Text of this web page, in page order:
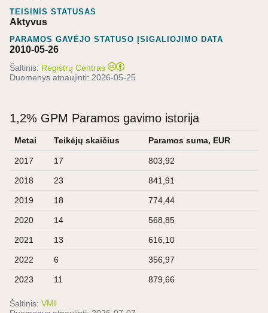
TEISINIS STATUSAS
Aktyvus
PARAMOS GAVĖJO STATUSO ĮSIGALIOJIMO DATA
2010-05-26
Šaltinis: Registrų Centras
Duomenys atnaujinti: 2026-05-25
1,2% GPM Paramos gavimo istorija
Metai Teikėjų skaičius Paramos suma, EUR
2017 17 803,92
2018 23 841,91
2019 18 774,44
2020 14 568,85
2021 13 616,10
2022 6 356,97
2023 11 879,66
Šaltinis: VMI